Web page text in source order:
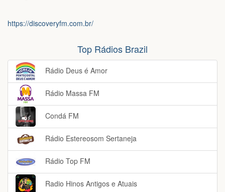
https://discoveryfm.com.br/
Top Rádios Brazil
Rádio Deus é Amor
Rádio Massa FM
Condá FM
Rádio Estereosom Sertaneja
Rádio Top FM
Radio Hinos Antigos e Atuais